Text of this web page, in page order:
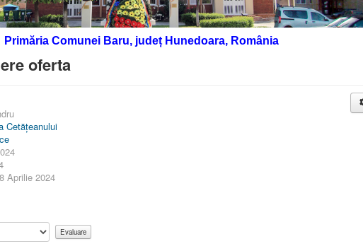
Primăria Comunei Baru, județ Hunedoara, România
oferta
Cetăţeanului
Aprilie 2024